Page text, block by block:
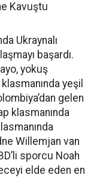
Kavuştu
Ukraynalı
başardı.
yokuş
yeşil
gelen
klasmanında
Willemjan van
sporcu Noah
elde eden en